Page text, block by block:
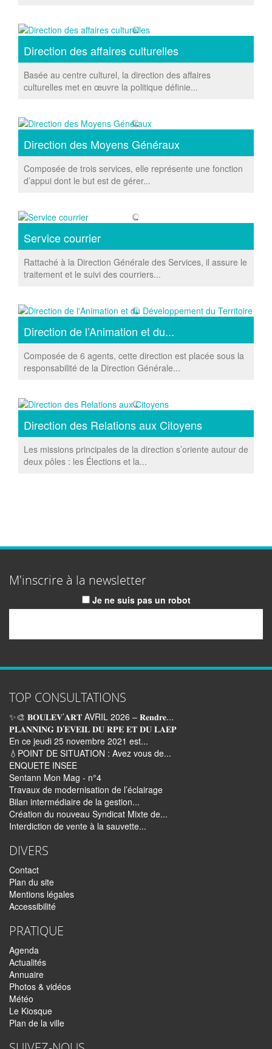
Direction des affaires culturelles
Basée au centre culturel, la direction des affaires
culturelles met en œuvre la politique définie...
Direction des Moyens Généraux
Composée de trois services, elle représente une fonction
d’appui dont le but est de gérer...
Service courrier
Rattaché à la Direction Générale des Services, il assure le
traitement et le suivi des courriers...
Direction de l’Animation et du...
Composée de 6 agents, cette direction est placée sous la
responsabilité de la Direction Générale...
Direction des Relations aux Citoyens
Les missions principales de la direction s’oriente autour de
deux pôles : les Élections et la...
M'inscrire à la newsletter
Je ne suis pas un robot
TOP CONSULTATIONS
✨🎨 𝐁𝐎𝐔𝐋𝐄𝐕’𝐀𝐑𝐓 AVRIL 2026 – 𝐑𝐞𝐧𝐝𝐫𝐞...
𝐏𝐋𝐀𝐍𝐍𝐈𝐍𝐆 𝐃’𝐄𝐕𝐄𝐈𝐋 𝐃𝐔 𝐑𝐏𝐄 𝐄𝐓 𝐃𝐔 𝐋𝐀𝐄𝐏
En ce jeudi 25 novembre 2021 est...
💧POINT DE SITUATION : Avez vous de...
ENQUETE INSEE
Sentann Mon Mag - n°4
Travaux de modernisation de l’éclairage
Bilan intermédiaire de la gestion...
Création du nouveau Syndicat Mixte de...
Interdiction de vente à la sauvette...
DIVERS
Contact
Plan du site
Mentions légales
Accessibilité
PRATIQUE
Agenda
Actualités
Annuaire
Photos & vidéos
Météo
Le Kiosque
Plan de la ville